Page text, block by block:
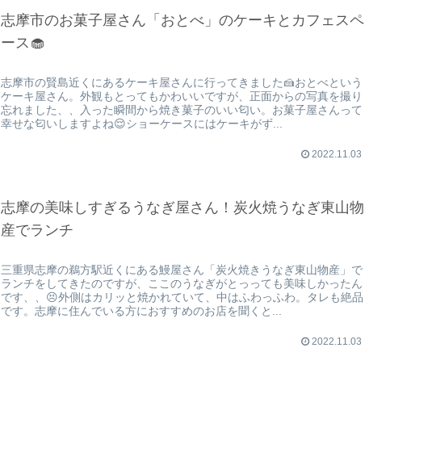
志摩市のお菓子屋さん「おとべ」のケーキとカフェスペ
ース🧁
志摩市の賢島近くにあるケーキ屋さんに行ってきました🍰おとべという
ケーキ屋さん。外観もとってもかわいいですが、正面からの写真を撮り
忘れました、、入った瞬間から焼き菓子のいい匂い。お菓子屋さんって
幸せな匂いしますよね😌ショーケースにはケーキがず...
2022.11.03
志摩の美味しすぎるうなぎ屋さん！炭火焼うなぎ東山物
産でランチ
三重県志摩の鵜方駅近くにある鰻屋さん「炭火焼きうなぎ東山物産」で
ランチをしてきたのですが、ここのうなぎがとっっても美味しかったん
です、、😣外側はカリッと焼かれていて、中はふわっふわ。タレも絶品
です。志摩に住んでいる方におすすめのお店を聞くと...
2022.11.03